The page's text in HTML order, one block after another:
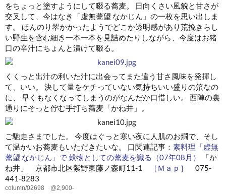
をちょっと塗すようにして啜る蕎麦。 日向くさい風貌と甘さが
交叉して、今はなき「虚無蕎望 なかじん」の一枚を思い出しま
す。 ほんのり翠かかったようでどこか透明感があり荒挽きらし
い野生を含む細き一本一本を見詰めたりしながら、今度はお猪
口の辛汁にちょんと漬けて啜る。
くくっと出汁の利いた汁に出会ってまた違う甘さ風味を発揮し
て、いい。 決して量をケチっていない気持ちいい盛りの笊なの
に、 早くもなくなってしまうのがなんだか口惜しい。 西陣の裏
通りにそっと佇む手打ち蕎麦「かね井」。
ご馳走さまでした。 今度はぐっと寒い夜に人肌のお燗で、そし
て温かいお蕎麦もいただきたいな。 口関連記事： 素料理「虚無
蕎望 なかじん」で 穀物としての蕎麦を識る（07年08月）
「か
ね井」 京都市北区紫野東藤ノ森町11-1
［Ｍａｐ］
075-
441-8283
column/02698 @2,900-